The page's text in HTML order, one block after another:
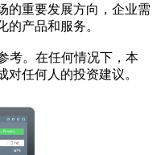
的重要发展方向，企业需
产品和服务。
。在任何情况下，本
任何人的投资建议。